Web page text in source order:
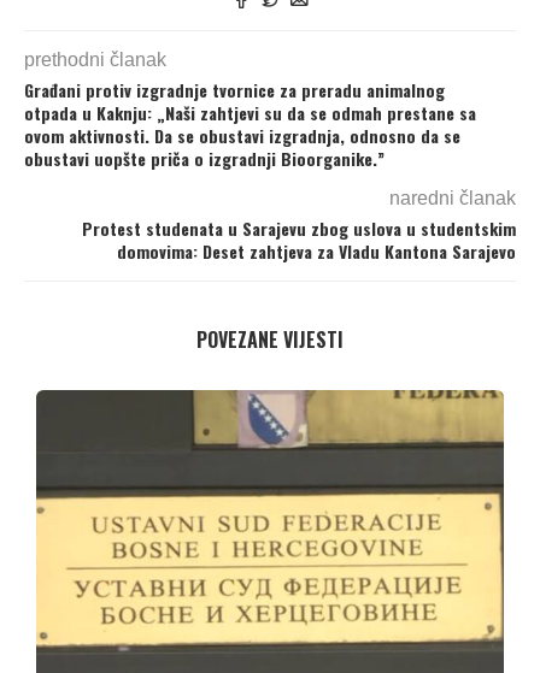
prethodni članak
Građani protiv izgradnje tvornice za preradu animalnog
otpada u Kaknju: „Naši zahtjevi su da se odmah prestane sa
ovom aktivnosti. Da se obustavi izgradnja, odnosno da se
obustavi uopšte priča o izgradnji Bioorganike.”
naredni članak
Protest studenata u Sarajevu zbog uslova u studentskim
domovima: Deset zahtjeva za Vladu Kantona Sarajevo
POVEZANE VIJESTI